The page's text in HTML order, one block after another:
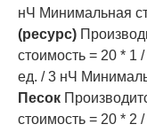
нЧ Минимальная
(ресурс)
стоимость = 20 * 1
ед. / 3 нЧ
Песок
стоимость = 20 * 2